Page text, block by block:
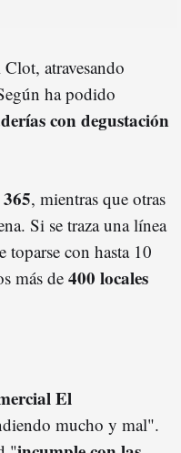
atravesando
ha podido
con degustación
365, mientras que otras
Si se traza una línea
toparse con hasta 10
más de400 locales
El
mucho y mal".